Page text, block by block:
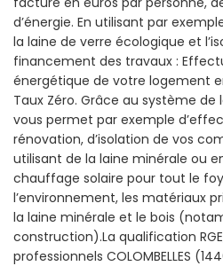
d’énergie. En utilisant par
la laine de verre écologique et
financement des travaux :
énergétique de votre logement
Taux Zéro. Grâce au système de
vous permet par exemple
rénovation, d’isolation de vos
utilisant de la laine minérale ou
chauffage solaire pour tout le
l’environnement, les matériaux
la laine minérale et le bois
construction).La qualification
professionnels COLOMBELLES